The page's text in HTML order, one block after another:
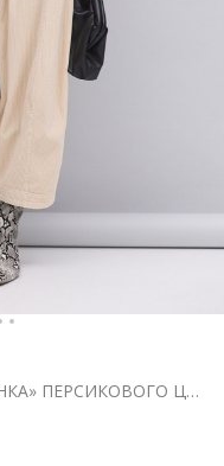
АЖУРНАЯ ВЯЗАНАЯ КОФТА «ПАУТИНКА» ПЕРСИКОВОГО ЦВЕТА